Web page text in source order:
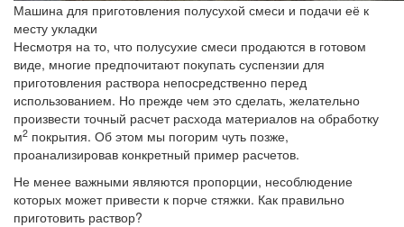
Машина для приготовления полусухой смеси и подачи её к
месту укладки
Несмотря на то, что полусухие смеси продаются в готовом
виде, многие предпочитают покупать суспензии для
приготовления раствора непосредственно перед
использованием. Но прежде чем это сделать, желательно
произвести точный расчет расхода материалов на обработку
м2 покрытия. Об этом мы погорим чуть позже,
проанализировав конкретный пример расчетов.
Не менее важными являются пропорции, несоблюдение
которых может привести к порче стяжки. Как правильно
приготовить раствор?